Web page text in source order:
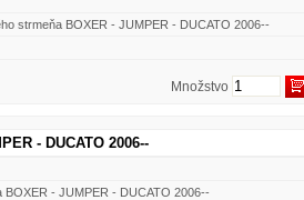
strmeňa BOXER - JUMPER - DUCATO 2006--
Množstvo
- DUCATO 2006--
- JUMPER - DUCATO 2006--